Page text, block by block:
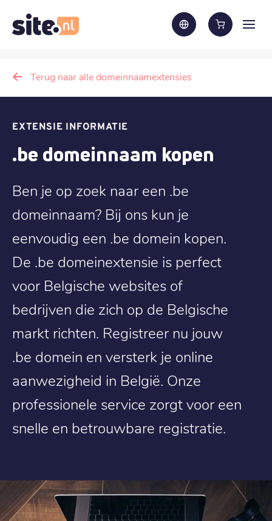
Terug naar alle domeinnaamextensies
EXTENSIE INFORMATIE
.be domeinnaam kopen
Ben je op zoek naar een .be
domeinnaam? Bij ons kun je
eenvoudig een .be domein kopen.
De .be domeinextensie is perfect
voor Belgische websites of
bedrijven die zich op de Belgische
markt richten. Registreer nu jouw
.be domein en versterk je online
aanwezigheid in België. Onze
professionele service zorgt voor een
snelle en betrouwbare registratie.